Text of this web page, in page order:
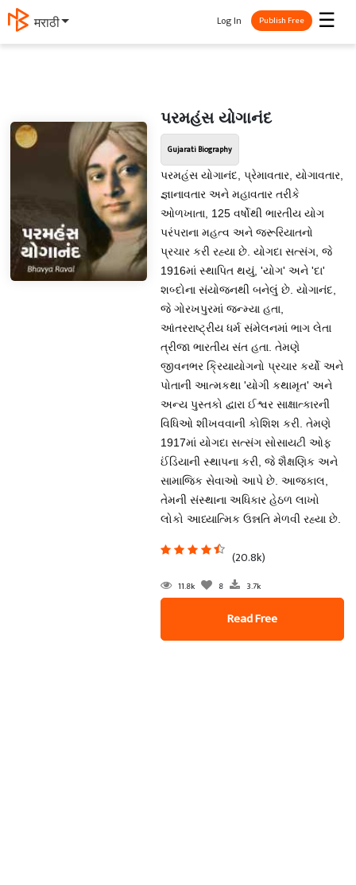
मराठी ☰
Log In Publish Free
પરમહંસ યોગાનંદ
Gujarati Biography
પરમહંસ યોગાનંદ, પ્રેમાવતાર, યોગાવતાર,
જ્ઞાનાવતાર અને મહાવતાર તરીકે
ઓળખાતા, 125 વર્ષોથી ભારતીય યોગ
પરંપરાના મહત્વ અને જરૂરિયાતનો
પ્રચાર કરી રહ્યા છે. યોગદા સત્સંગ, જે
1916માં સ્થાપિત થયું, 'યોગ' અને 'દા'
શબ્દોના સંયોજનથી બનેલું છે. યોગાનંદ,
જે ગોરખપુરમાં જન્મ્યા હતા,
આંતરરાષ્ટ્રીય ધર્મ સંમેલનમાં ભાગ લેતા
ત્રીજા ભારતીય સંત હતા. તેમણે
જીવનભર ક્રિયાયોગનો પ્રચાર કર્યો અને
પોતાની આત્મકથા 'યોગી કથામૃત' અને
અન્ય પુસ્તકો દ્વારા ઈશ્વર સાક્ષાત્કારની
વિધિઓ શીખવવાની કોશિશ કરી. તેમણે
1917માં યોગદા સત્સંગ સોસાયટી ઓફ
ઈંડિયાની સ્થાપના કરી, જે શૈક્ષણિક અને
સામાજિક સેવાઓ આપે છે. આજકાલ,
તેમની સંસ્થાના અધિકાર હેઠળ લાખો
લોકો આધ્યાત્મિક ઉન્નતિ મેળવી રહ્યા છે.
(20.8k)
11.8k 8 3.7k
Read Free